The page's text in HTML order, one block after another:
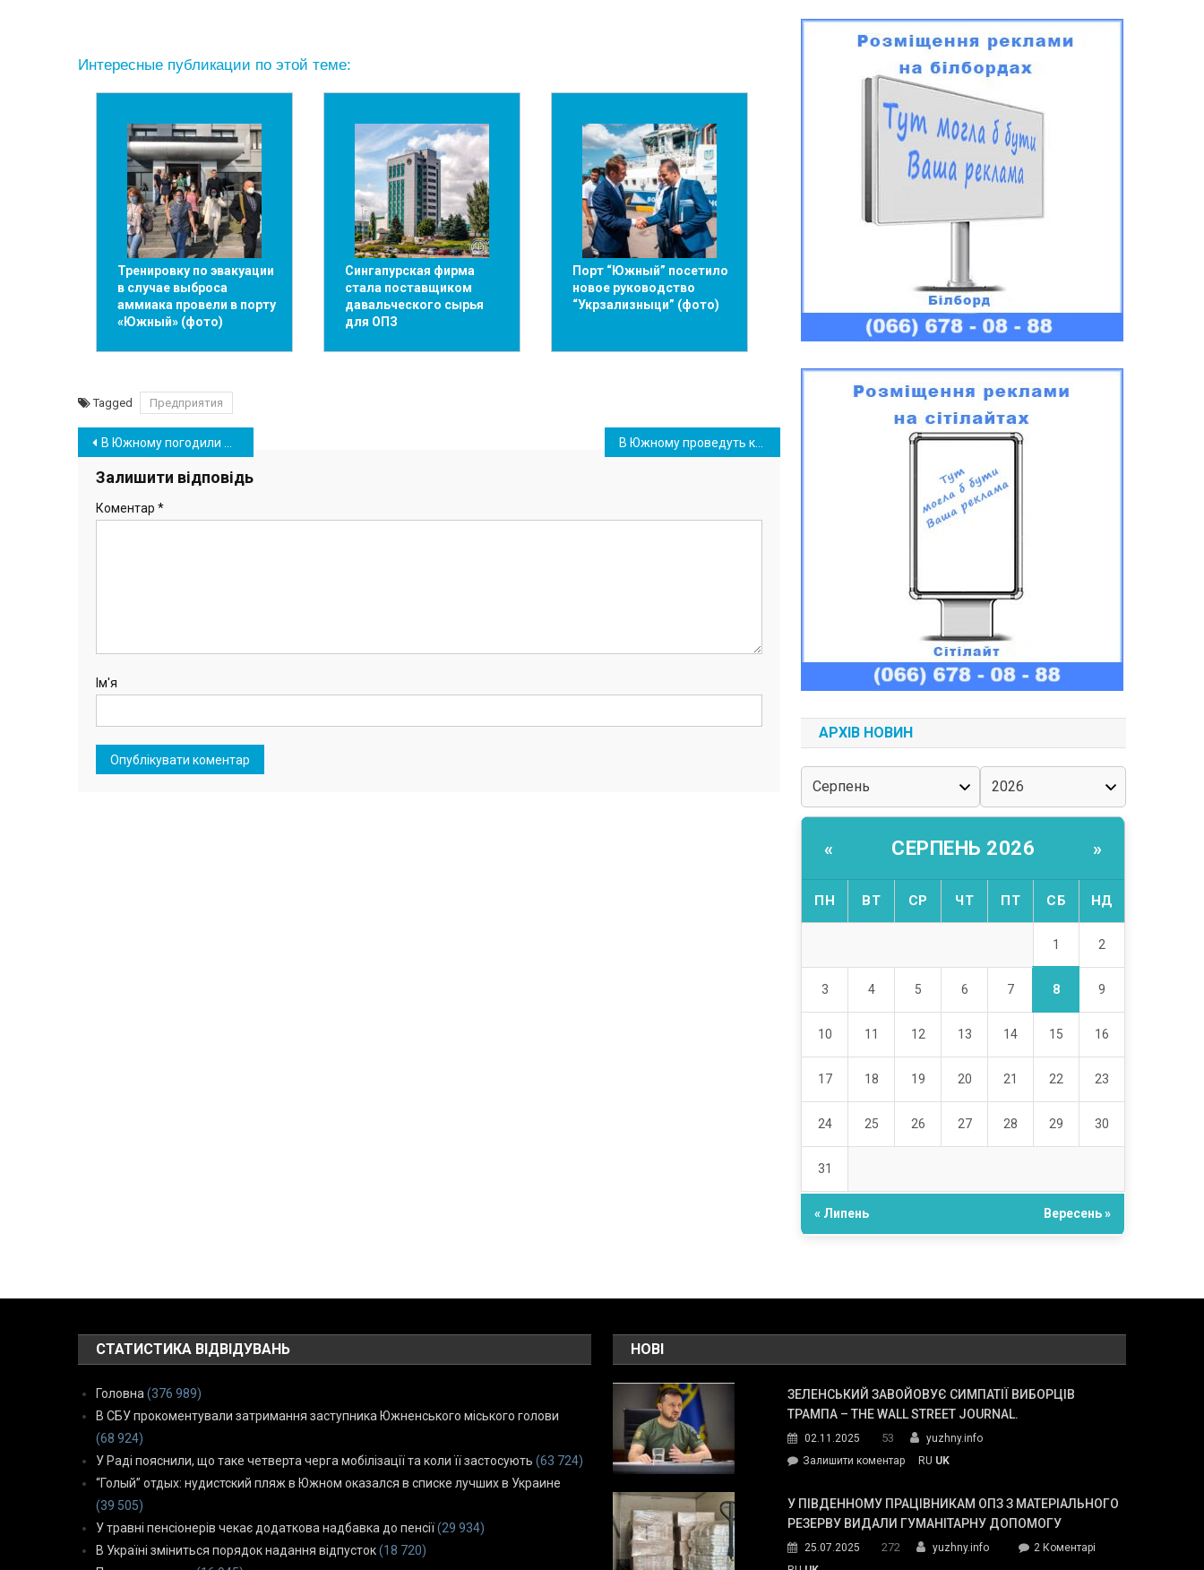
Интересные публикации по этой теме:
Тренировку по эвакуации
в случае выброса
аммиака провели в порту
«Южный» (фото)
Сингапурская фирма
стала поставщиком
давальческого сырья
для ОПЗ
Порт “Южный” посетило
новое руководство
“Укрзализныци” (фото)
Tagged Предприятия
Навігація
записів
В Южному погодили декілька рішень стосовно «Олімпу» та передбачили його фінансування на цей рік В Южному проведуть конкурс на визначення нового оператора з вивезення сміття
Залишити відповідь
Коментар *
Ім'я
АРХІВ НОВИН
« СЕРПЕНЬ 2026 »
ПН ВТ СР ЧТ ПТ СБ НД
1 2
3 4 5 6 7 8 9
10 11 12 13 14 15 16
17 18 19 20 21 22 23
24 25 26 27 28 29 30
31
« Липень Вересень »
СТАТИСТИКА ВІДВІДУВАНЬ
Головна (376 989)
В СБУ прокоментували затримання заступника Южненського міського голови
(68 924)
У Раді пояснили, що таке четверта черга мобілізації та коли її застосують (63 724)
“Голый” отдых: нудистский пляж в Южном оказался в списке лучших в Украине
(39 505)
У травні пенсіонерів чекає додаткова надбавка до пенсії (29 934)
В Україні зміниться порядок надання відпусток (18 720)
НОВІ
ЗЕЛЕНСЬКИЙ ЗАВОЙОВУЄ СИМПАТІЇ ВИБОРЦІВ
ТРАМПА – THE WALL STREET JOURNAL.
02.11.2025 53
yuzhny.info
Залишити коментарon
завойовує
симпатії
Трампа
RU UK
У ПІВДЕННОМУ ПРАЦІВНИКАМ ОПЗ З МАТЕРІАЛЬНОГО
РЕЗЕРВУ ВИДАЛИ ГУМАНІТАРНУ ДОПОМОГУ
25.07.2025 272 yuzhny.info 2 Коментарідо